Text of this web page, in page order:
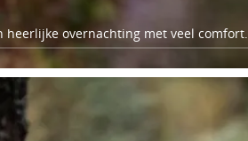
heerlijke overnachting met veel comfort.